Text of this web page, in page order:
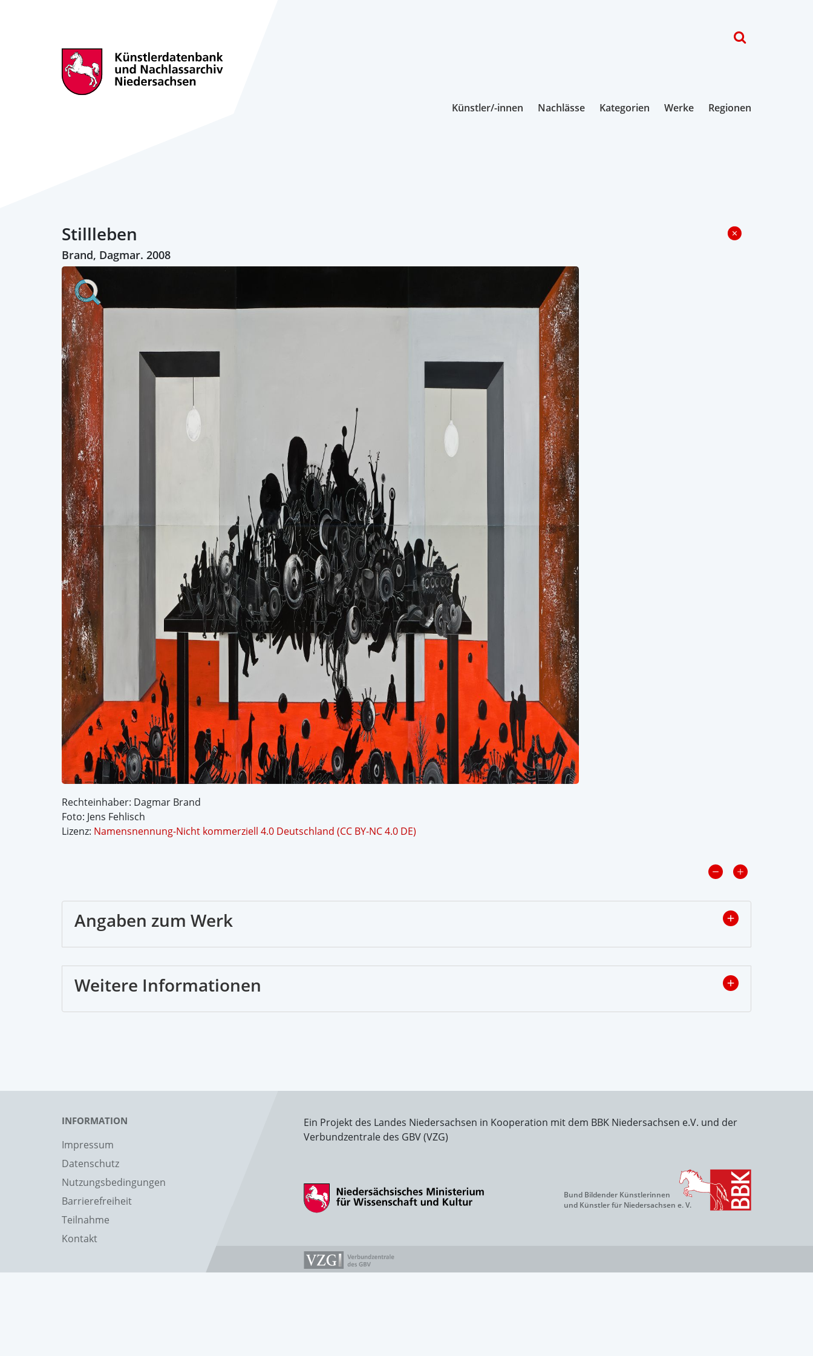
Künstler/-innen Nachlässe Kategorien Werke Regionen
Stillleben
Brand, Dagmar. 2008
Rechteinhaber: Dagmar Brand
Foto: Jens Fehlisch
Lizenz: Namensnennung-Nicht kommerziell 4.0 Deutschland (CC BY-NC 4.0 DE)
Angaben zum Werk
Weitere Informationen
INFORMATION
Impressum
Datenschutz
Nutzungsbedingungen
Barrierefreiheit
Teilnahme
Kontakt
Ein Projekt des Landes Niedersachsen in Kooperation mit dem BBK Niedersachsen e.V. und der
Verbundzentrale des GBV (VZG)
Bund Bildender Künstlerinnen
und Künstler für Niedersachsen e. V.